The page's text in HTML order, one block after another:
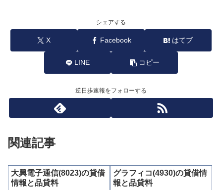
シェアする
X Facebook はてブ
LINE コピー
逆日歩速報をフォローする
関連記事
大興電子通信(8023)の貸借
情報と品貸料
グラフィコ(4930)の貸借情
報と品貸料